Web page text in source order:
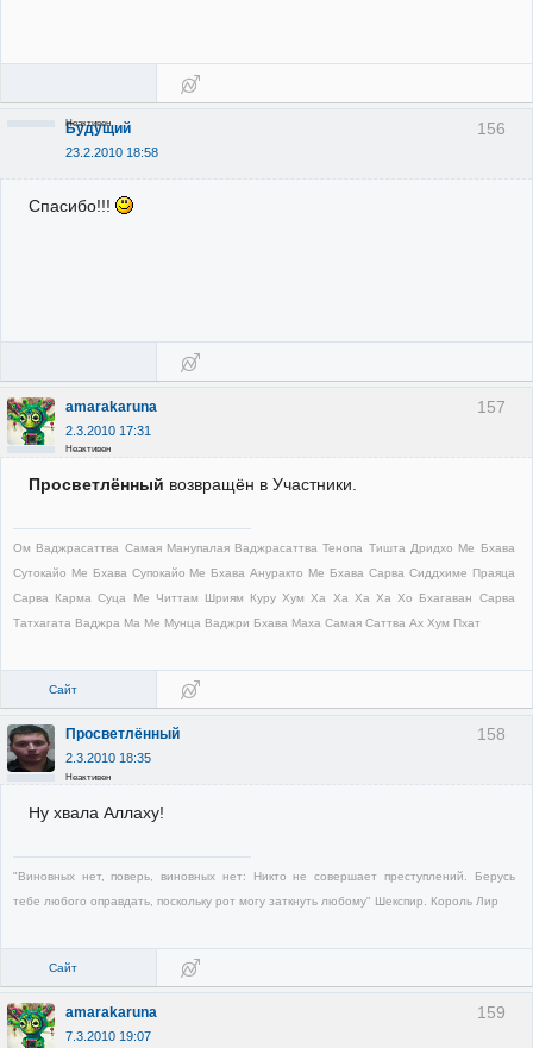
156
Будущий
23.2.2010 18:58
Неактивен
Cпасибо!!!
157
amarakaruna
2.3.2010 17:31
Неактивен
Просветлённый возвращён в Участники.
Ом Ваджрасаттва Самая Манупалая Ваджрасаттва Тенопа Тишта Дридхо Ме Бхава
Сутокайо Ме Бхава Супокайо Ме Бхава Ануракто Ме Бхава Сарва Сиддхиме Праяца
Сарва Карма Суца Ме Читтам Шриям Куру Хум Ха Ха Ха Ха Хо Бхагаван Сарва
Татхагата Ваджра Ма Ме Мунца Ваджри Бхава Маха Самая Саттва Ах Хум Пхат
Сайт
158
Просветлённый
2.3.2010 18:35
Неактивен
Ну хвала Аллаху!
"Виновных нет, поверь, виновных нет: Никто не совершает преступлений. Берусь
тебе любого оправдать, поскольку рот могу заткнуть любому" Шекспир. Король Лир
Сайт
159
amarakaruna
7.3.2010 19:07